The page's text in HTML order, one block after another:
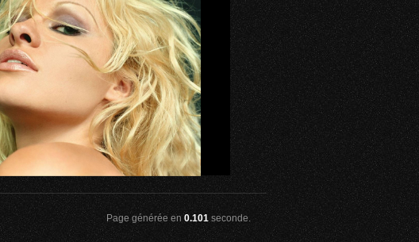
Page générée en 0.101 seconde.